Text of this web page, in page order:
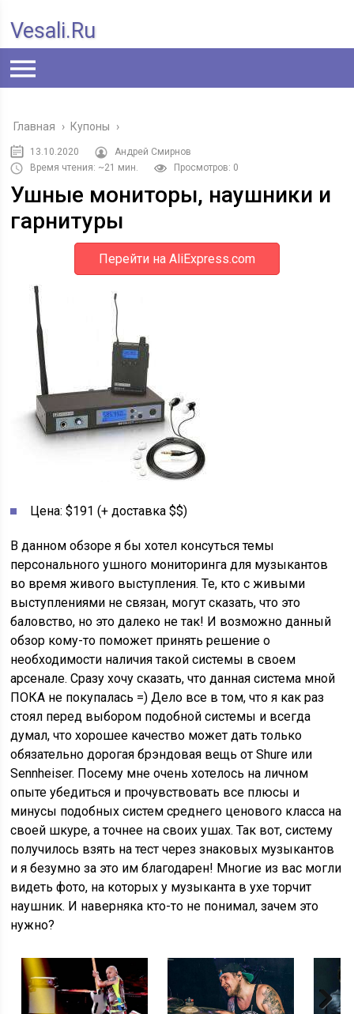
Vesali.ru
Главная › Купоны ›
13.10.2020
Андрей Смирнов
Время чтения: ~21 мин.
Просмотров: 0
Ушные мониторы, наушники и
гарнитуры
Перейти на AliExpress.com
Цена: $191 (+ доставка $$)
В данном обзоре я бы хотел консуться темы
персонального ушного мониторинга для музыкантов
во время живого выступления. Те, кто с живыми
выступлениями не связан, могут сказать, что это
баловство, но это далеко не так! И возможно данный
обзор кому-то поможет принять решение о
необходимости наличия такой системы в своем
арсенале. Сразу хочу сказать, что данная система мной
ПОКА не покупалась =) Дело все в том, что я как раз
стоял перед выбором подобной системы и всегда
думал, что хорошее качество может дать только
обязательно дорогая брэндовая вещь от Shure или
Sennheiser. Посему мне очень хотелось на личном
опыте убедиться и прочувствовать все плюсы и
минусы подобных систем среднего ценового класса на
своей шкуре, а точнее на своих ушах. Так вот, систему
получилось взять на тест через знаковых музыкантов
и я безумно за это им благодарен! Многие из вас могли
видеть фото, на которых у музыканта в ухе торчит
наушник. И наверняка кто-то не понимал, зачем это
нужно?